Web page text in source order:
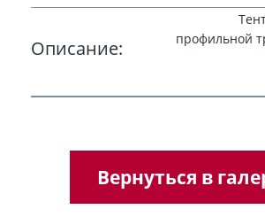
Описание:
профильной
Вернуться в